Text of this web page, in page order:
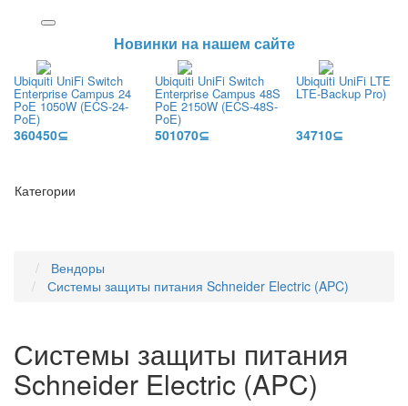
Новинки на нашем сайте
Ubiquiti UniFi Switch
Enterprise Campus 24
PoE 1050W (ECS-24-
PoE)
360450⊆
Ubiquiti UniFi Switch
Enterprise Campus 48S
PoE 2150W (ECS-48S-
PoE)
501070⊆
Ubiquiti UniFi LTE
LTE-Backup Pro)
34710⊆
Категории
Вендоры
Системы защиты питания Schneider Electric (APC)
Системы защиты питания
Schneider Electric (APC)